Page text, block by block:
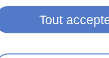
spéciale
de
part d’un
Tout